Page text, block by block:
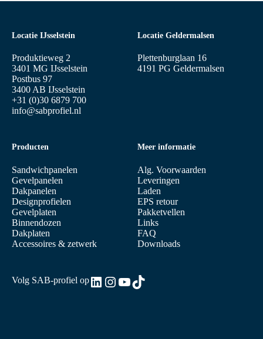
Locatie IJsselstein
Produktieweg 2
3401 MG IJsselstein
Postbus 97
3400 AB IJsselstein
+31 (0)30 6879 700
info@sabprofiel.nl
Producten
Sandwichpanelen
Gevelpanelen
Dakpanelen
Designprofielen
Gevelplaten
Binnendozen
Dakplaten
Accessoires & zetwerk
Meer informatie
Alg. Voorwaarden
Leveringen
Laden
EPS retour
Pakketvellen
Links
FAQ
Downloads
Locatie Geldermalsen
Plettenburglaan 16
4191 PG Geldermalsen
Volg SAB-profiel opLinkedIn
Instagram
YouTube
TikTok